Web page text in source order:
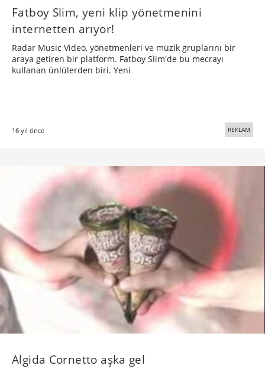
Fatboy Slim, yeni klip yönetmenini
internetten arıyor!
Radar Music Video, yönetmenleri ve müzik gruplarını bir
araya getiren bir platform. Fatboy Slim'de bu mecrayı
kullanan ünlülerden biri. Yeni
16 yıl önce REKLAM
Algida Cornetto aşka gel